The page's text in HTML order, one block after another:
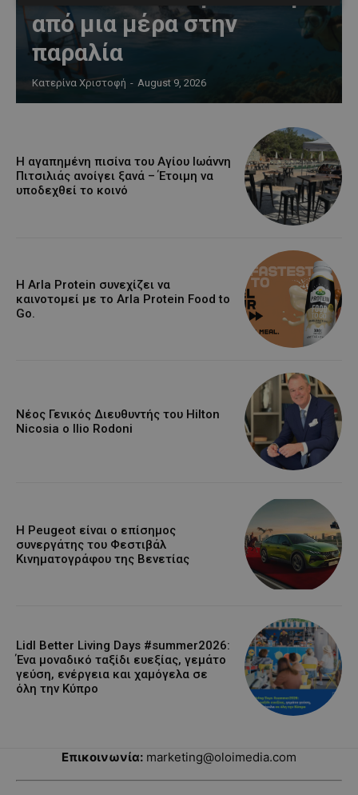
από μια μέρα στην
παραλία
Κατερίνα Χριστοφή - August 9, 2026
Η αγαπημένη πισίνα του Αγίου Ιωάννη
Πιτσιλιάς ανοίγει ξανά – Έτοιμη να
υποδεχθεί το κοινό
Η Arla Protein συνεχίζει να
καινοτομεί με το Arla Protein Food to
Go.
Νέος Γενικός Διευθυντής του Hilton
Nicosia ο Ilio Rodoni
Η Peugeot είναι ο επίσημος
συνεργάτης του Φεστιβάλ
Κινηματογράφου της Βενετίας
Lidl Better Living Days #summer2026:
Ένα μοναδικό ταξίδι ευεξίας, γεμάτο
γεύση, ενέργεια και χαμόγελα σε
όλη την Κύπρο
Επικοινωνία: marketing@oloimedia.com